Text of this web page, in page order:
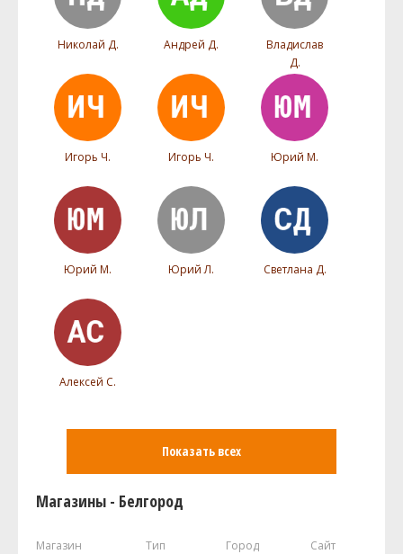
Николай Д. Андрей Д.
Владислав
Д.
Игорь Ч. Игорь Ч. Юрий М.
Юрий М. Юрий Л. Светлана Д.
Алексей С.
Показать всех
Магазины - Белгород
Магазин Тип Город Сайт